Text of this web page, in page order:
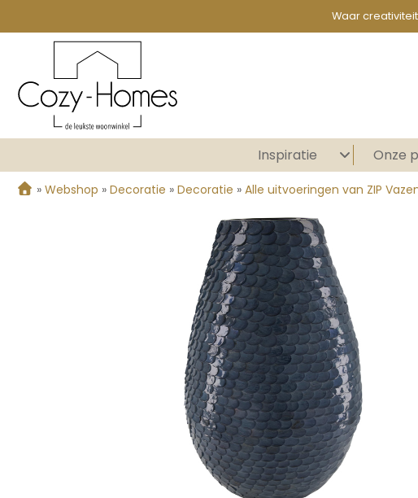
Waar
Inspiratie Onze
» Webshop » Decoratie » Decoratie » Alle uitvoeringen van ZIP